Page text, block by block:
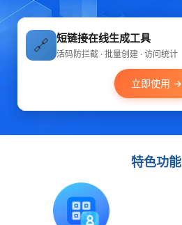
🔗 短链接在线生成工具
活码防拦截 · 批量创建 · 访问统计
立即使用 →
特色功能